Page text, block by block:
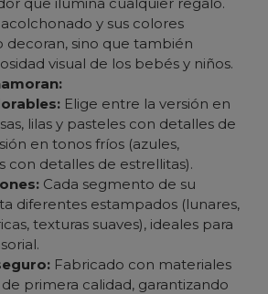
y sus colores
decoran, sino que también
visual de los bebés y niños.
Elige entre la versión en
lilas y pasteles con detalles de
en tonos fríos (azules,
con detalles de estrellitas).
Cada segmento de su
diferentes estampados (lunares,
texturas suaves), ideales para
Fabricado con materiales
primera calidad, garantizando